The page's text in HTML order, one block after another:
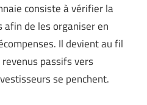
consiste à vérifier la
de les organiser en
Il devient au fil
passifs vers
se penchent.